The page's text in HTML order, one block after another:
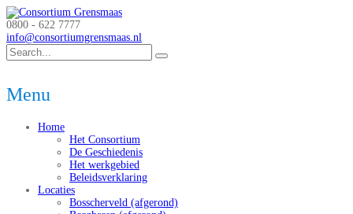
0800 - 622 7777
info@consortiumgrensmaas.nl
Menu
Home
Het Consortium
De Geschiedenis
Het werkgebied
Beleidsverklaring
Locaties
Bosscherveld (afgerond)